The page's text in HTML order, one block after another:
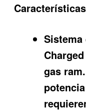
gas